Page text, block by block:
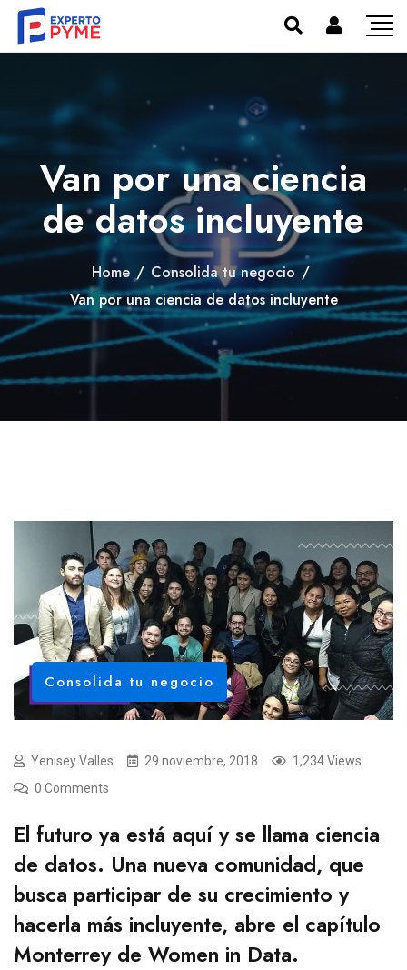
Van por una ciencia
de datos incluyente
Home / Consolida tu negocio /
Van por una ciencia de datos incluyente
Consolida tu negocio
Yenisey Valles 29 noviembre, 2018
1,234 Views
0 Comments
El futuro ya está aquí y se llama ciencia
de datos. Una nueva comunidad, que
busca participar de su crecimiento y
hacerla más incluyente, abre el capítulo
Monterrey de Women in Data.